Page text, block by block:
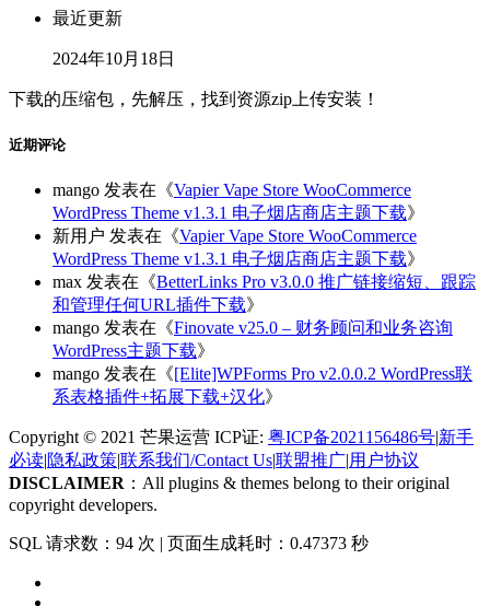
最近更新
2024年10月18日
下载的压缩包，先解压，找到资源zip上传安装！
近期评论
mango 发表在《Vapier Vape Store WooCommerce
WordPress Theme v1.3.1 电子烟店商店主题下载》
新用户 发表在《Vapier Vape Store WooCommerce
WordPress Theme v1.3.1 电子烟店商店主题下载》
max 发表在《BetterLinks Pro v3.0.0 推广链接缩短、跟踪
和管理任何URL插件下载》
mango 发表在《Finovate v25.0 – 财务顾问和业务咨询
WordPress主题下载》
mango 发表在《[Elite]WPForms Pro v2.0.0.2 WordPress联
系表格插件+拓展下载+汉化》
Copyright © 2021 芒果运营 ICP证: 粤ICP备2021156486号|新手
必读|隐私政策|联系我们/Contact Us|联盟推广|用户协议
DISCLAIMER ：All plugins & themes belong to their original
copyright developers.
SQL 请求数：94 次 | 页面生成耗时：0.47373 秒